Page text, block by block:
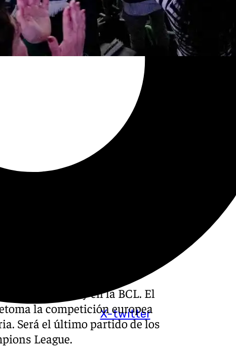
X-twitter
al Galatasaray en la BCL. El
la competición europea
Será el último partido de los
League.